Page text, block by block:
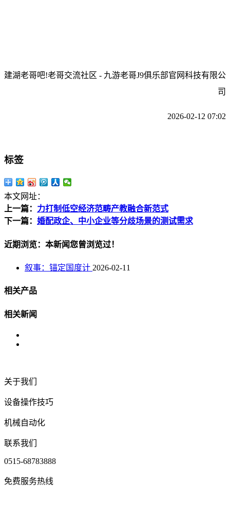
建湖老哥吧!老哥交流社区 - 九游老哥J9俱乐部官网科技有限公
司
2026-02-12 07:02
标签
本文网址：
上一篇： 力打制低空经济范畴产教融合新范式
下一篇： 婚配政企、中小企业等分歧场景的测试需求
近期浏览：本新闻您曾浏览过！
叙事：锚定国度计 2026-02-11
相关产品
相关新闻
关于我们
设备操作技巧
机械自动化
联系我们
0515-68783888
免费服务热线